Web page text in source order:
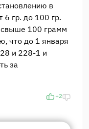
в
6 гр. до 100 гр.
свыше 100 грамм
что до 1 января
и 228-1 и
за
+2